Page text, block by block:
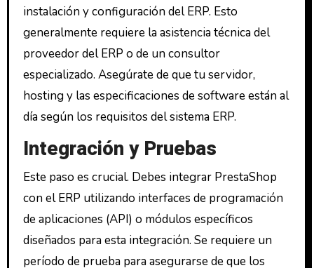
instalación y configuración del ERP. Esto
generalmente requiere la asistencia técnica del
proveedor del ERP o de un consultor
especializado. Asegúrate de que tu servidor,
hosting y las especificaciones de software están al
día según los requisitos del sistema ERP.
Integración y Pruebas
Este paso es crucial. Debes integrar PrestaShop
con el ERP utilizando interfaces de programación
de aplicaciones (API) o módulos específicos
diseñados para esta integración. Se requiere un
período de prueba para asegurarse de que los